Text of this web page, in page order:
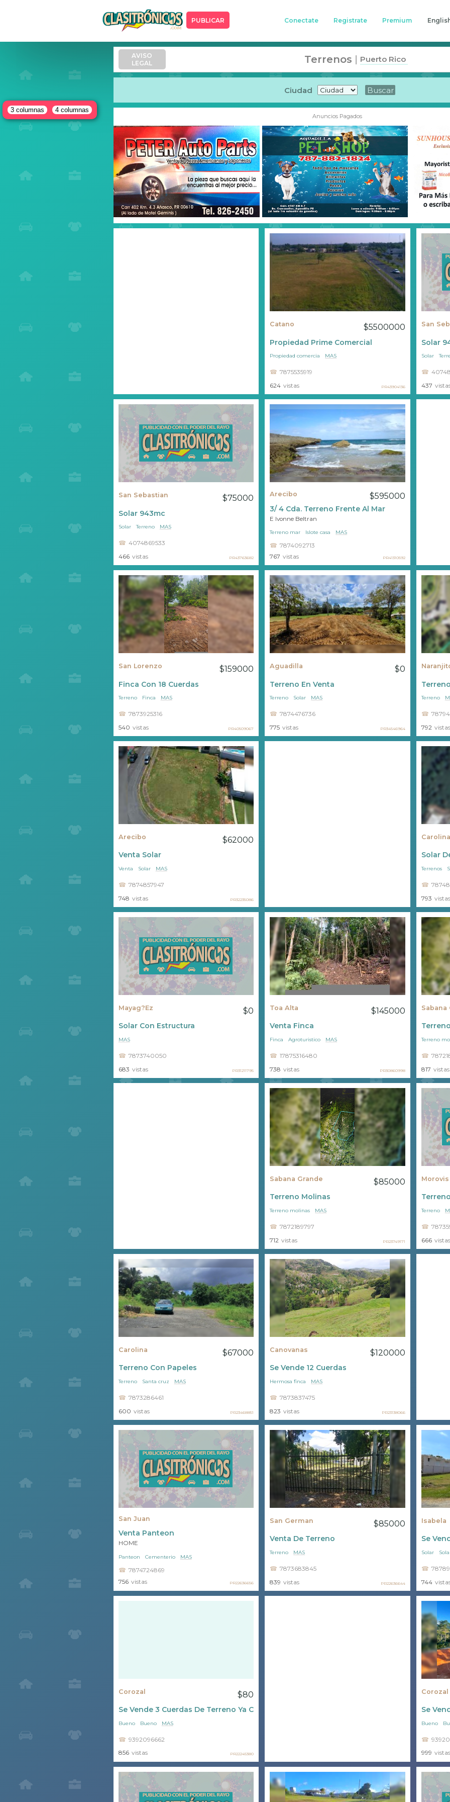
PUBLICAR Conectate Registrate Premium
3 columnas 4 columnas
Anuncios Pagados
Catano $5500000
Propiedad Prime Comercial
7875535919
Propiedad comercia MAS
624 vistas PR43904136
San
Solar
Solar
437
San Sebastian $75000
Solar 943mc
4074869533
Solar Terreno MAS
466 vistas PR43763682
Arecibo $595000
3/ 4 Cda. Terreno Frente Al Mar
E Ivonne Beltran
7874092713
Terreno mar Islote casa MAS
767 vistas PR41310592
San Lorenzo $159000
Finca Con 18 Cuerdas
7873925316
Terreno Finca MAS
540 vistas PR40509067
Aguadilla $0
Terreno En Venta
7874476736
Terreno Solar MAS
775 vistas PR34546964
Terreno
792 vistas
Arecibo $62000
Venta Solar
7874857947
Venta Solar MAS
748 vistas PR32235086
Carolina
Solar
Terrenos
793 vistas
Mayag?ez $0
Solar Con Estructura
7873740050
MAS
683 vistas PR31211795
Toa Alta $145000
Venta Finca
17875316480
Finca Agroturistico MAS
738 vistas PR30860998
Sabana
Terreno
817 vistas
Sabana Grande $85000
Terreno Molinas
7872189797
Terreno molinas MAS
712 vistas PR23749171
Morovis
Terreno
666 vistas
Carolina $67000
Terreno Con Papeles
7873286461
Terreno Santa cruz MAS
600 vistas PR23468851
Canovanas $120000
Se Vende 12 Cuerdas
7873837475
Hermosa finca MAS
823 vistas PR23138066
San Juan
Venta Panteon
HOME
7874724869
Panteon Cementerio MAS
756 vistas PR22636656
San German $85000
Venta De Terreno
7873683845
Terreno MAS
839 vistas PR22636644
Isabela
Se
Solar
744
Corozal $80
Se Vende 3 Cuerdas De Terreno Ya Con Solar
9392096662
Bueno Bueno MAS
856 vistas PR22245380
Corozal
Se
Bueno
999 vistas
AVISO
LEGAL
Terrenos Puerto Rico
Ciudad